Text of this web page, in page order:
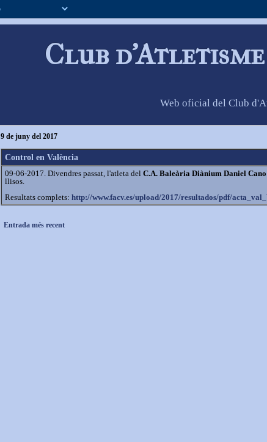
Club
Web oficial del Club
9 de juny del 2017
Control en València
09-06-2017. Divendres passat, l'atleta del C.A. Baleària Diànium Daniel
llisos.
Resultats complets: http://www.facv.es/upload/2017/resultados/pdf/acta_val_
Entrada més recent